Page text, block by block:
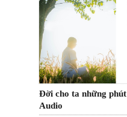
Đời cho ta những
Audio